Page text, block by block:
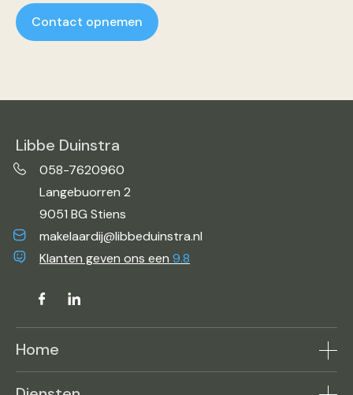
Contact opnemen
Libbe Duinstra
058-7620960
Langebuorren 2
9051 BG Stiens
makelaardij@libbeduinstra.nl
Klanten geven ons een 9.8
Home
Aanbod